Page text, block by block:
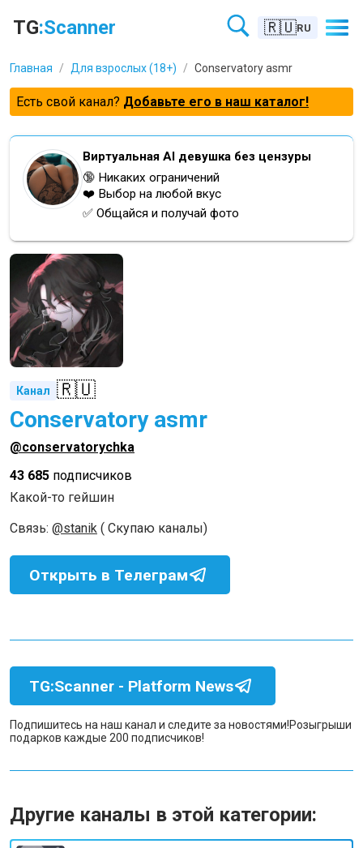
TG:Scanner 🇷🇺RU
Главная / Для взрослых (18+) / Conservatory asmr
Есть свой канал? Добавьте его в наш каталог!
Виртуальная AI девушка без цензуры
🔞 Никаких ограничений
❤️ Выбор на любой вкус
✅ Общайся и получай фото
Канал 🇷🇺
Conservatory asmr
@conservatorychka
43 685 подписчиков
Какой-то гейшин
Связь: @stanik ( Скупаю каналы)
Открыть в Телеграм
TG:Scanner - Platform News
Подпишитесь на наш канал и следите за новостями!Розыгрыши
подарков каждые 200 подписчиков!
Другие каналы в этой категории: